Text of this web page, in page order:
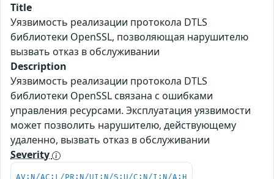
Title
Уязвимость реализации протокола DTLS
библиотеки OpenSSL, позволяющая нарушителю
вызвать отказ в обслуживании
Description
Уязвимость реализации протокола DTLS
библиотеки OpenSSL связана с ошибками
управления ресурсами. Эксплуатация уязвимости
может позволить нарушителю, действующему
удаленно, вызвать отказ в обслуживании
Severity